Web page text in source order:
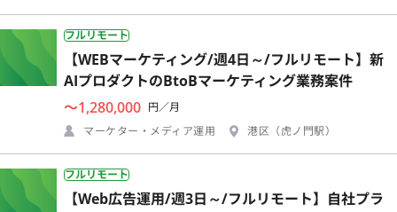
フルリモート
【WEBマーケティング/週4日～/フルリモート】新
AIプロダクトのBtoBマーケティング業務案件
〜1,280,000 円／月
マーケター・メディア運用
港区（虎ノ門駅）
フルリモート
【Web広告運用/週3日～/フルリモート】自社プラ